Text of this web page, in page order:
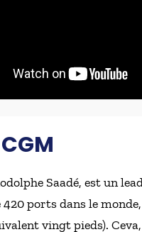
Saadé, est un
420 ports dans le
vingt pieds).